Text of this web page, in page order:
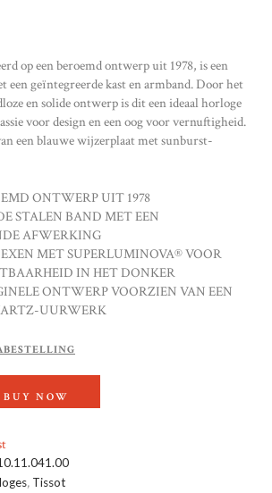
op een beroemd ontwerp uit 1978, is een
een geïntegreerde kast en armband. Door het
en solide ontwerp is dit een ideaal horloge
voor design en een oog voor vernuftigheid.
een blauwe wijzerplaat met sunburst-
ONTWERP UIT 1978
STALEN BAND MET EEN
AFWERKING
MET SUPERLUMINOVA® VOOR
IN HET DONKER
ONTWERP VOORZIEN VAN EEN
UURWERK
AANTAL
BUY NOW
, Tissot